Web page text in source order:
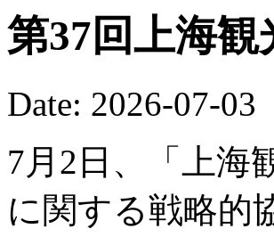
第37回上海
Date: 2026-07-03
7月2日、「上海
に関する戦略的